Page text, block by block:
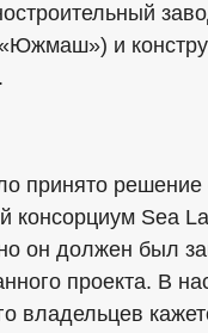
и
принято решение
консорциум Sea
он должен был
проекта. В
владельцев